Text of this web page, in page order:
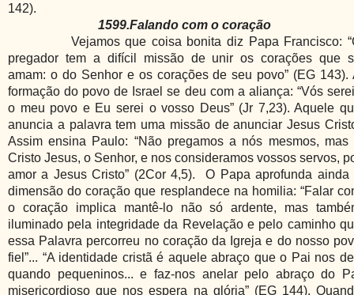
142).
1599.Falando com o coração
Vejamos que coisa bonita diz Papa Francisco:
pregador tem a difícil missão de unir os corações que
amam: o do Senhor e os corações de seu povo” (EG 143).
formação do povo de Israel se deu com a aliança: “Vós
o meu povo e Eu serei o vosso Deus” (Jr 7,23). Aquele
anuncia a palavra tem uma missão de anunciar Jesus
Assim ensina Paulo: “Não pregamos a nós mesmos, mas
Cristo Jesus, o Senhor, e nos consideramos vossos servos,
amor a Jesus Cristo” (2Cor 4,5).
O Papa aprofunda ainda
dimensão do coração que resplandece na homilia: “Falar
o coração implica mantê-lo não só ardente, mas
iluminado pela integridade da Revelação e pelo caminho
essa Palavra percorreu no coração da Igreja e do nosso
fiel”... “A identidade cristã é aquele abraço que o Pai nos
quando pequeninos... e faz-nos anelar pelo abraço do
misericordioso que nos espera na glória” (EG 144).